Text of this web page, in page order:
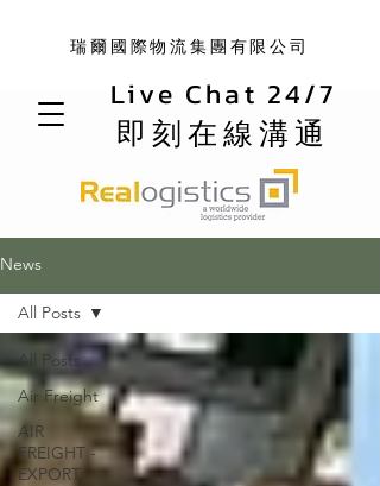
Live Chat 24/7
即刻在線溝通
瑞爾國際物流集團有限公司
News
All Posts
Air Freight
AIR
FREIGHT -
EXPORT
All Posts